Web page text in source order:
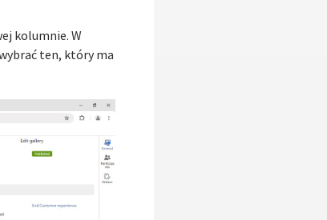
kolumnie. W
ten, który ma